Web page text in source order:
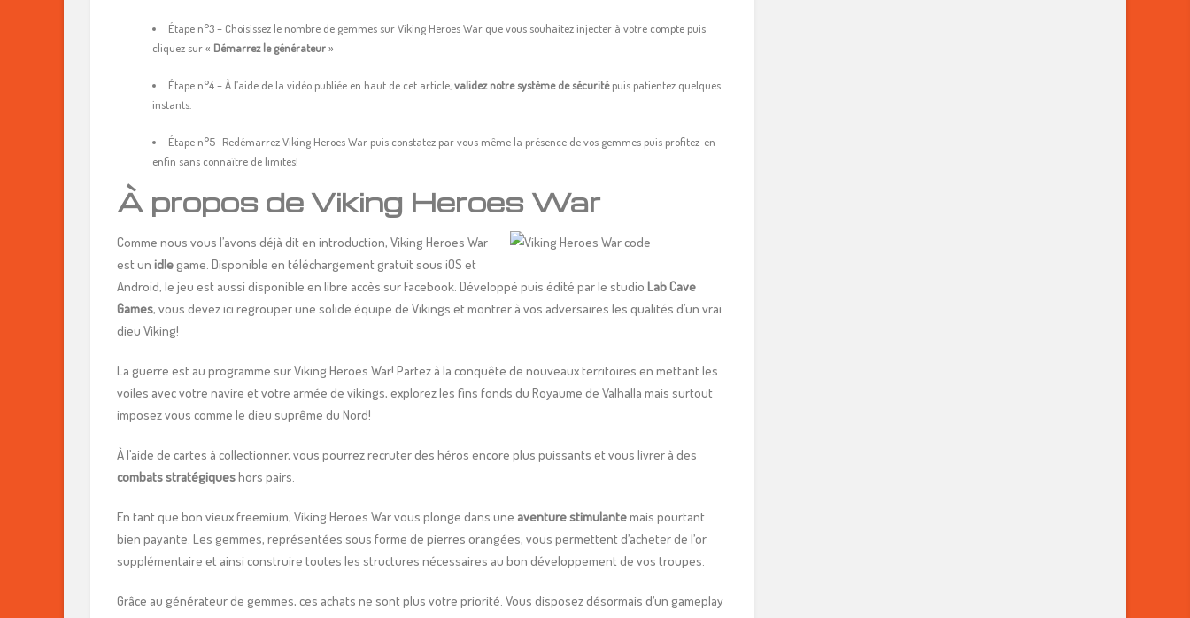
Étape n°3 – Choisissez le nombre de gemmes sur Viking Heroes War que vous souhaitez injecter à votre compte puis
cliquez sur « Démarrez le générateur»
Étape n°4 – À l’aide de la vidéo publiée en haut de cet article,validez notre système de sécuritépuis patientez quelques
instants.
Étape n°5- Redémarrez Viking Heroes War puis constatez par vous même la présence de vos gemmes puis profitez-en
enfin sans connaître de limites!
À propos de Viking Heroes War
Comme nous vous l’avons déjà dit en introduction, Viking Heroes War
est un idlegame. Disponible en téléchargement gratuit sous iOS et
Android, le jeu est aussi disponible en libre accès sur Facebook. Développé puis édité par le studio Lab Cave
Games, vous devez ici regrouper une solide équipe de Vikings et montrer à vos adversaires les qualités d’un vrai
dieu Viking!
La guerre est au programme sur Viking Heroes War! Partez à la conquête de nouveaux territoires en mettant les
voiles avec votre navire et votre armée de vikings, explorez les fins fonds du Royaume de Valhalla mais surtout
imposez vous comme le dieu suprême du Nord!
À l’aide de cartes à collectionner, vous pourrez recruter des héros encore plus puissants et vous livrer à des
combats stratégiqueshors pairs.
En tant que bon vieux freemium, Viking Heroes War vous plonge dans une aventure stimulantemais pourtant
bien payante. Les gemmes, représentées sous forme de pierres orangées, vous permettent d’acheter de l’or
supplémentaire et ainsi construire toutes les structures nécessaires au bon développement de vos troupes.
Grâce au générateur de gemmes, ces achats ne sont plus votre priorité. Vous disposez désormais d’un gameplay